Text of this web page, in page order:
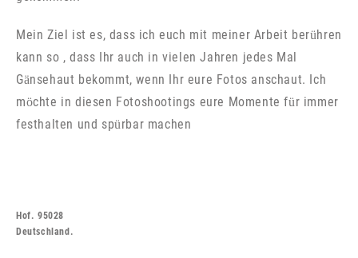
Mein Ziel ist es, dass ich euch mit meiner Arbeit berühren
kann so , dass Ihr auch in vielen Jahren jedes Mal
Gänsehaut bekommt, wenn Ihr eure Fotos anschaut. Ich
möchte in diesen Fotoshootings eure Momente für immer
festhalten und spürbar machen
Hof. 95028
Deutschland.